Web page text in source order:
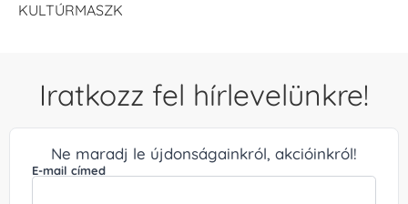
KULTÚRMASZK
Iratkozz fel hírlevelünkre!
Ne maradj le újdonságainkról, akcióinkról!
E-mail címed